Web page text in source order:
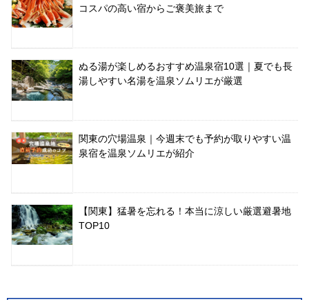
コスパの高い宿からご褒美旅まで
ぬる湯が楽しめるおすすめ温泉宿10選｜夏でも長
湯しやすい名湯を温泉ソムリエが厳選
関東の穴場温泉｜今週末でも予約が取りやすい温
泉宿を温泉ソムリエが紹介
【関東】猛暑を忘れる！本当に涼しい厳選避暑地
TOP10